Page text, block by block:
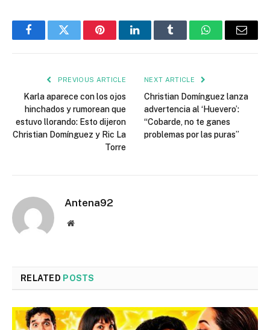
FacebookTwitter PinterestLinkedInTumblr WhatsAppEmail
PREVIOUS ARTICLE
Karla aparece con los ojos
hinchados y rumorean que
estuvo llorando: Esto dijeron
Christian Domínguez y Ric La
Torre
NEXT ARTICLE
Christian Domínguez lanza
advertencia al ‘Huevero’:
“Cobarde, no te ganes
problemas por las puras”
Antena92
Website
RELATED POSTS